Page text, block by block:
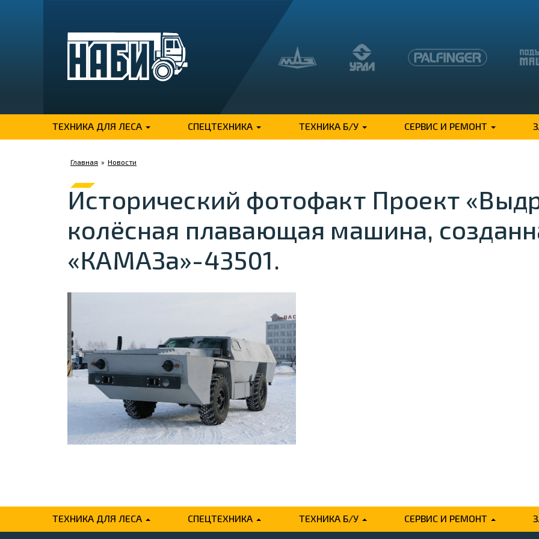
ТЕХНИКА ДЛЯ ЛЕСА СПЕЦТЕХНИКА ТЕХНИКА Б/У СЕРВИС И РЕМОНТ
Главная » Новости
Исторический фотофакт Проект
колёсная плавающая машина,
«КАМАЗа»-43501.
ТЕХНИКА ДЛЯ ЛЕСА СПЕЦТЕХНИКА ТЕХНИКА Б/У СЕРВИС И РЕМОНТ